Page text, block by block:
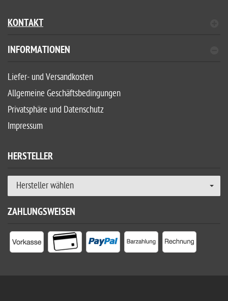
KONTAKT
INFORMATIONEN
Liefer- und Versandkosten
Allgemeine Geschäftsbedingungen
Privatsphäre und Datenschutz
Impressum
HERSTELLER
Hersteller wählen
ZAHLUNGSWEISEN